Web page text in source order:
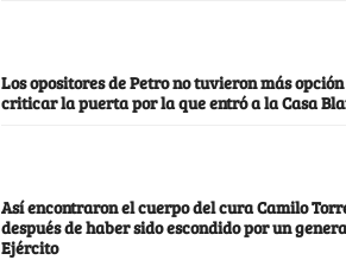
Los opositores de Petro no tuvieron más
criticar la puerta por la que entró a la Casa
Así encontraron el cuerpo del cura Camilo
después de haber sido escondido por un
Ejército